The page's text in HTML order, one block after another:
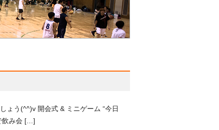
ょう(^^)v 開会式 & ミニゲーム “今日
飲み会 […]